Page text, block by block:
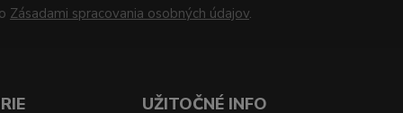
Zásadami spracovania osobných údajov.
UŽITOČNÉ INFO